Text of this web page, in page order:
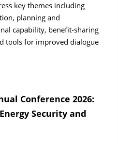
key themes including
planning and
capability, benefit-sharing
tools for improved dialogue
Conference 2026:
Security and